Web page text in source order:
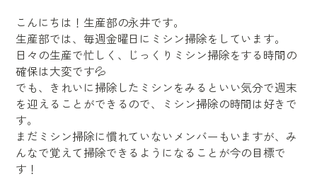
こんにちは！生産部の永井です。
生産部では、毎週金曜日にミシン掃除をしています。
日々の生産で忙しく、じっくりミシン掃除をする時間の
確保は大変です💦
でも、きれいに掃除したミシンをみるといい気分で週末
を迎えることができるので、ミシン掃除の時間は好きで
す。
まだミシン掃除に慣れていないメンバーもいますが、み
んなで覚えて掃除できるようになることが今の目標で
す！